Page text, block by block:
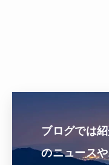
ブログでは
のニュース